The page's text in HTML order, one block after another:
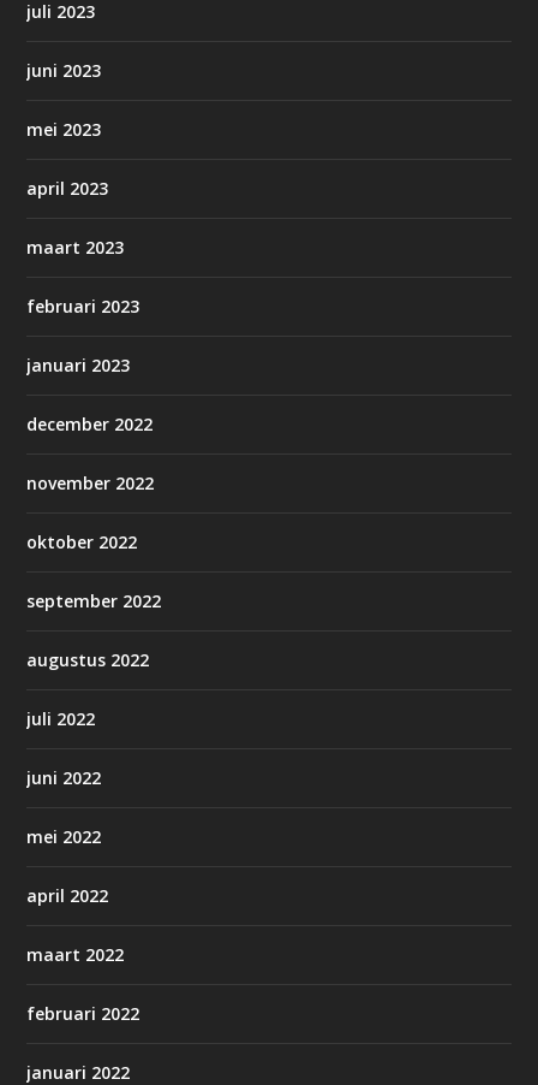
juli 2023
juni 2023
mei 2023
april 2023
maart 2023
februari 2023
januari 2023
december 2022
november 2022
oktober 2022
september 2022
augustus 2022
juli 2022
juni 2022
mei 2022
april 2022
maart 2022
februari 2022
januari 2022